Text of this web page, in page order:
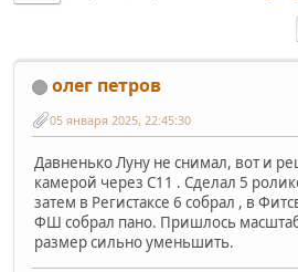
олег петров
05 января 2025, 22:45:30
Давненько Луну не снимал, вот и
камерой через С11 . Сделал 5
затем в Регистаксе 6 собрал , в
ФШ собрал пано. Пришлось
размер сильно уменьшить.